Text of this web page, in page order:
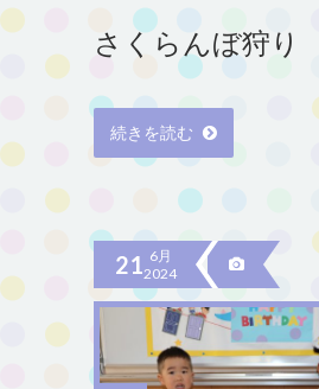
さくらんぼ狩り
続きを読む
21 6月
2024